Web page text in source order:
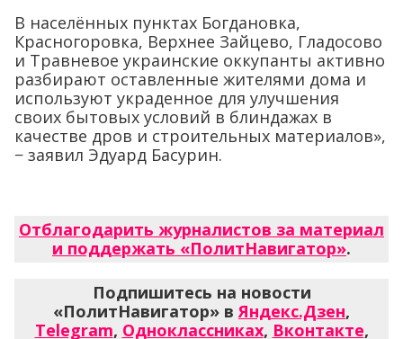
В населённых пунктах Богдановка,
Красногоровка, Верхнее Зайцево, Гладосово
и Травневое украинские оккупанты активно
разбирают оставленные жителями дома и
используют украденное для улучшения
своих бытовых условий в блиндажах в
качестве дров и строительных материалов»,
− заявил Эдуард Басурин.
Отблагодарить журналистов за материал
и поддержать «ПолитНавигатор».
Подпишитесь на новости
«ПолитНавигатор» вЯндекс.Дзен,
Telegram, Одноклассниках, Вконтакте,